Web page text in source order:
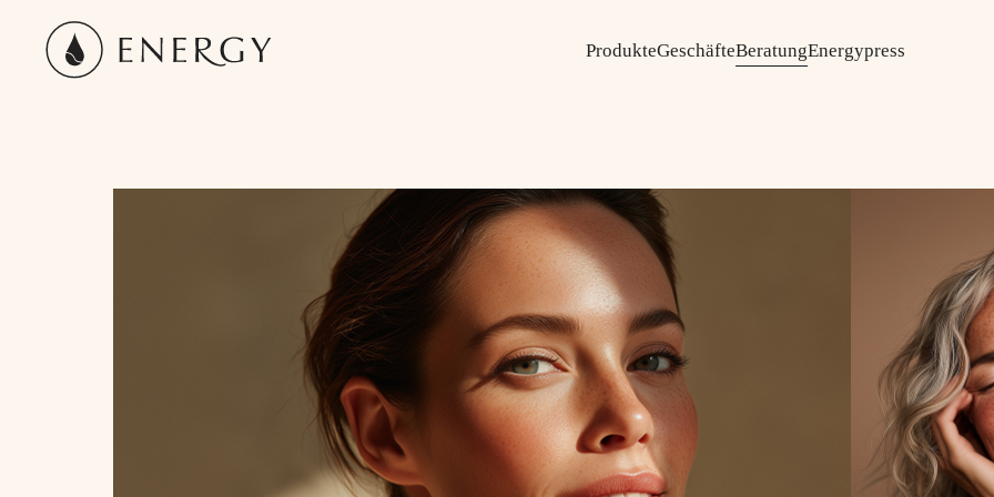
ProdukteGeschäfteBeratungEnergypress